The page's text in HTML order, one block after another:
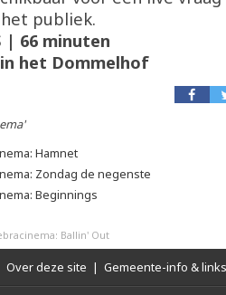
publiek.
| 66 minuten
het Dommelhof
Hamnet
Zondag de negenste
Beginnings
Ballin' Out
Over deze site | Gemeente-info & links